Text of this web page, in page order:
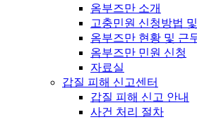
옴부즈만 소개
고충민원 신청방법
옴부즈만 현황 및 근
옴부즈만 민원 신청
자료실
갑질 피해 신고센터
갑질 피해 신고 안내
사건 처리 절차